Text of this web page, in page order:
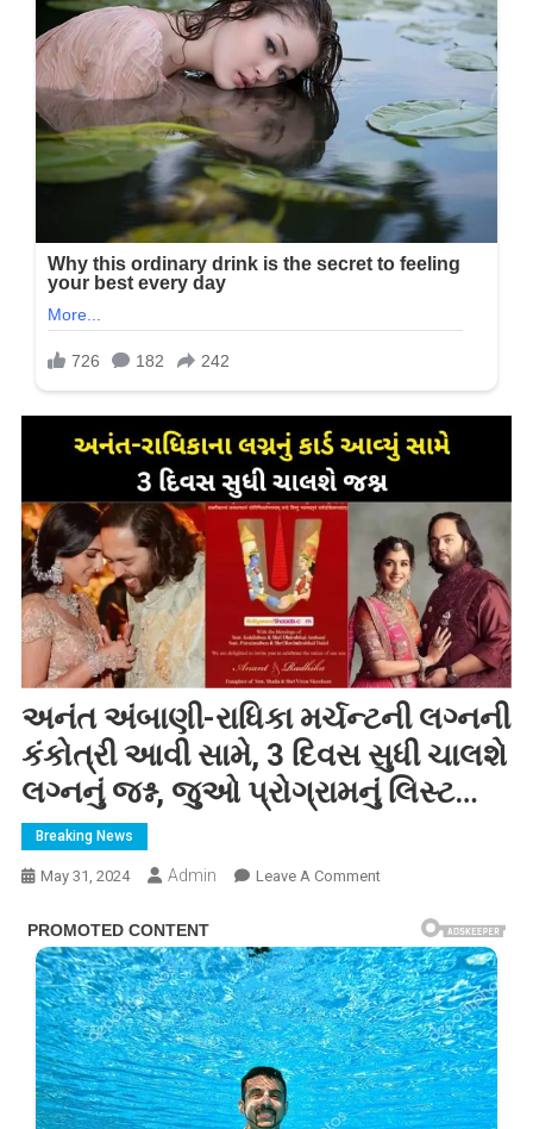
અનંત અંબાણી-રાધિકા મર્ચન્ટની લગ્નની
કંકોત્રી આવી સામે, 3 દિવસ સુધી ચાલશે
લગ્નનું જશ્ન, જુઓ પ્રોગ્રામનું લિસ્ટ…
Breaking News
May 31, 2024 Admin Leave A CommentOn
અંબાણી-
રાધિકા
મર્ચન્ટની
લગ્નની
કંકોત્રી
આવી
સામે,
3